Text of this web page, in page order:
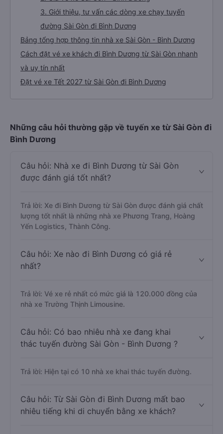
3. Giới thiệu, tư vấn các dòng xe chạy tuyến
đường Sài Gòn đi Bình Dương
Bảng tổng hợp thông tin nhà xe Sài Gòn - Bình Dương
Cách đặt vé xe khách đi Bình Dương từ Sài Gòn nhanh
và uy tín nhất
Đặt vé xe Tết 2027 từ Sài Gòn đi Bình Dương
Những câu hỏi thường gặp về tuyến xe từ Sài Gòn đi
Bình Dương
Câu hỏi: Nhà xe đi Bình Dương từ Sài Gòn
được đánh giá tốt nhất?
Trả lời: Xe đi Bình Dương từ Sài Gòn được đánh giá chất
lượng tốt nhất là những nhà xe Phương Trang, Hoàng
Yến Logistics, Thành Công.
Câu hỏi: Xe nào đi Bình Dương có giá rẻ
nhất?
Trả lời: Vé xe rẻ nhất có mức giá là 120.000 đồng của
nhà xe Trường Thịnh Limousine.
Câu hỏi: Có bao nhiêu nhà xe đang khai
thác tuyến đường Sài Gòn - Bình Dương ?
Trả lời: Hiện tại có 10 nhà xe khai thác tuyến đường.
Câu hỏi: Từ Sài Gòn đi Bình Dương mất bao
nhiêu tiếng khi di chuyển bằng xe khách?